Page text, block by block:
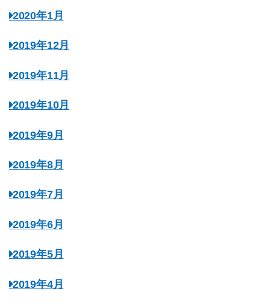
2020年1月
2019年12月
2019年11月
2019年10月
2019年9月
2019年8月
2019年7月
2019年6月
2019年5月
2019年4月